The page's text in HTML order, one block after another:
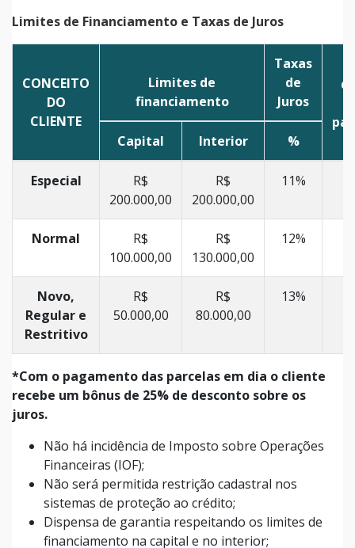
Limites de Financiamento e Taxas de Juros
CONCEITO
DO
CLIENTE
Limites de
financiamento
Taxas
de
Juros
Capital Interior %
Especial
R$
200.000,00
R$
200.000,00
11%
Normal
R$
100.000,00
R$
130.000,00
12%
Novo,
Regular e
Restritivo
R$
50.000,00
R$
80.000,00
13%
*Com o pagamento das parcelas em dia o cliente
recebe um bônus de 25% de desconto sobre os
juros.
Não há incidência de Imposto sobre Operações
Financeiras (IOF);
Não será permitida restrição cadastral nos
sistemas de proteção ao crédito;
Dispensa de garantia respeitando os limites de
financiamento na capital e no interior;